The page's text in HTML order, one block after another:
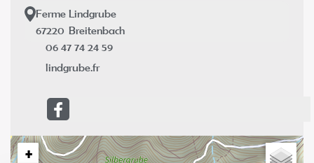
Ferme Lindgrube
67220 Breitenbach
06 47 74 24 59
lindgrube.fr
+